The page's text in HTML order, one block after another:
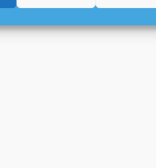
jetzt geht es. Rap ist nicht so